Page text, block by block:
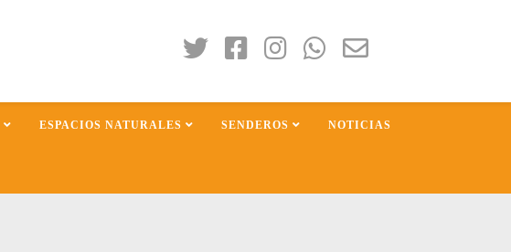
ESPACIOS NATURALES SENDEROS NOTICIAS